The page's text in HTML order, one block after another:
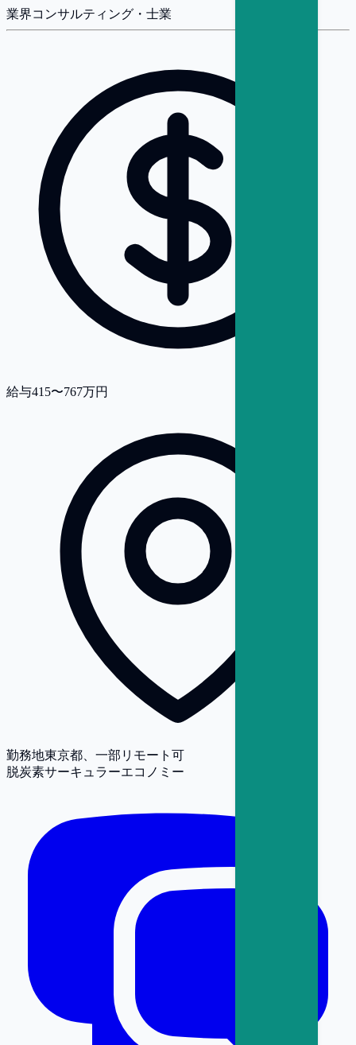
業界コンサルティング・士業
給与415〜767万円
勤務地東京都、一部リモート可
脱炭素サーキュラーエコノミー